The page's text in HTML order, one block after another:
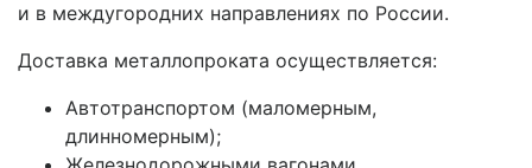
и в междугородних направлениях по России.
Доставка металлопроката осуществляется:
Автотранспортом (маломерным,
длинномерным);